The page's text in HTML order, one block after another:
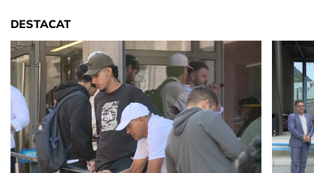
DESTACAT